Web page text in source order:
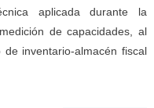
aplicada durante la
de capacidades, al
inventario-almacén fiscal